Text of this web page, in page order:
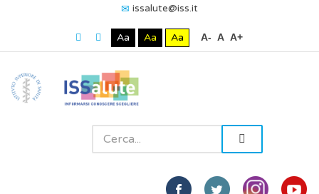
issalute@iss.it
Aa Aa Aa A- A A+